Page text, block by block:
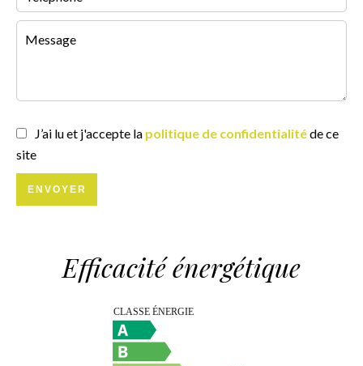
J’ai lu et j'accepte la politique de confidentialitéde ce
site
ENVOYER
Efficacité énergétique